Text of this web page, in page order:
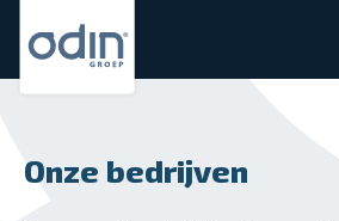
Onze bedrijven